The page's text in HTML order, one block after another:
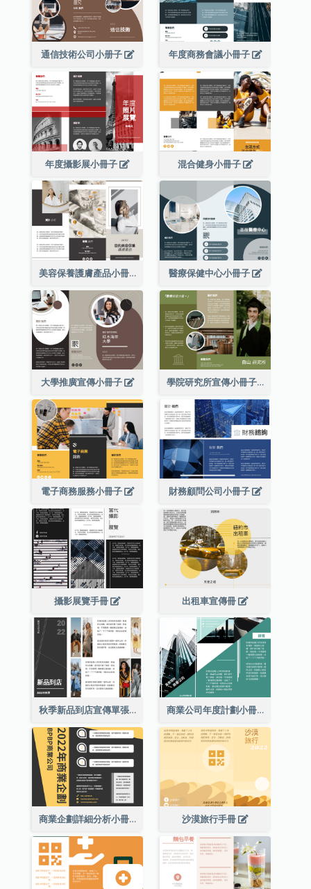
通信技術公司小册子 年度商務會議小冊子
年度攝影展小冊子 混合健身小冊子
美容保養護膚產品小冊子 醫療保健中心小冊子
大學推廣宣傳小冊子 學院研究所宣傳小冊子
電子商務服務小冊子 財務顧問公司小冊子
攝影展覽手冊 出租車宣傳冊
秋季新品到店宣傳單張(附圖) 商業公司年度計劃小冊子
商業企劃詳細分析小冊子 沙漠旅行手冊